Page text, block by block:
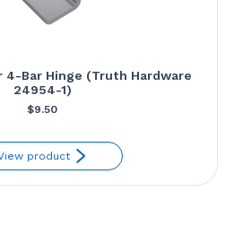
4-Bar Hinge (Truth Hardware
24954-1)
$9.50
product